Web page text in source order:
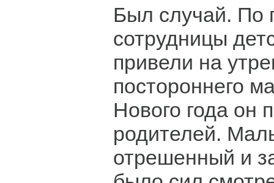
Был случай. По
сотрудницы
привели на
постороннего
Нового года он
родителей.
отрешенный и